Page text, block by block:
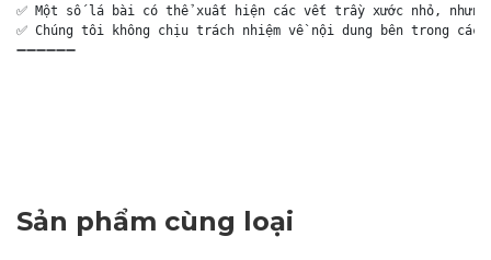
✅ Một số lá bài có thể xuất hiện các vết trầy xước nhỏ,
✅ Chúng tôi không chịu trách nhiệm về nội dung bên trong
➖➖➖➖➖➖
Sản phẩm cùng loại